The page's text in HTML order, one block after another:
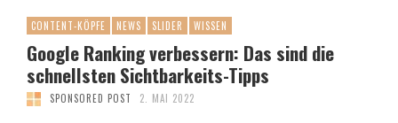
CONTENT-KÖPFE NEWS SLIDER WISSEN
Google Ranking verbessern: Das sind die
schnellsten Sichtbarkeits-Tipps
SPONSORED POST 2. MAI 2022